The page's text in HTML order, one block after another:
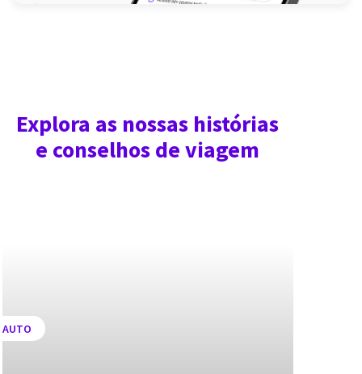
Explora as nossas histórias
e conselhos de viagem
AUTO